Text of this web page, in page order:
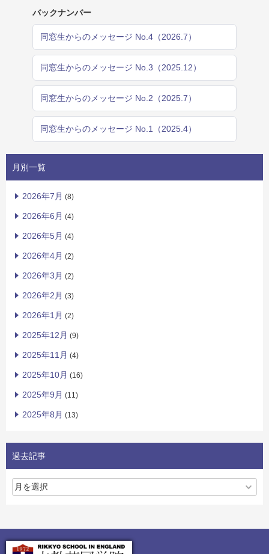
バックナンバー
同窓生からのメッセージ No.4（2026.7）
同窓生からのメッセージ No.3（2025.12）
同窓生からのメッセージ No.2（2025.7）
同窓生からのメッセージ No.1（2025.4）
月別一覧
2026年7月 (8)
2026年6月 (4)
2026年5月 (4)
2026年4月 (2)
2026年3月 (2)
2026年2月 (3)
2026年1月 (2)
2025年12月 (9)
2025年11月 (4)
2025年10月 (16)
2025年9月 (11)
2025年8月 (13)
過去記事